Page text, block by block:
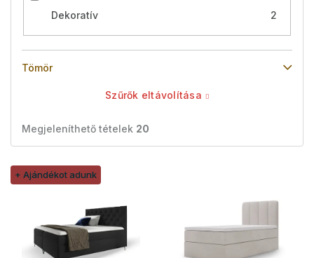
Dekoratív 2
Tömör
Szűrők eltávolítása
Megjeleníthető tételek 20
T
e+ Ajándékot adunk